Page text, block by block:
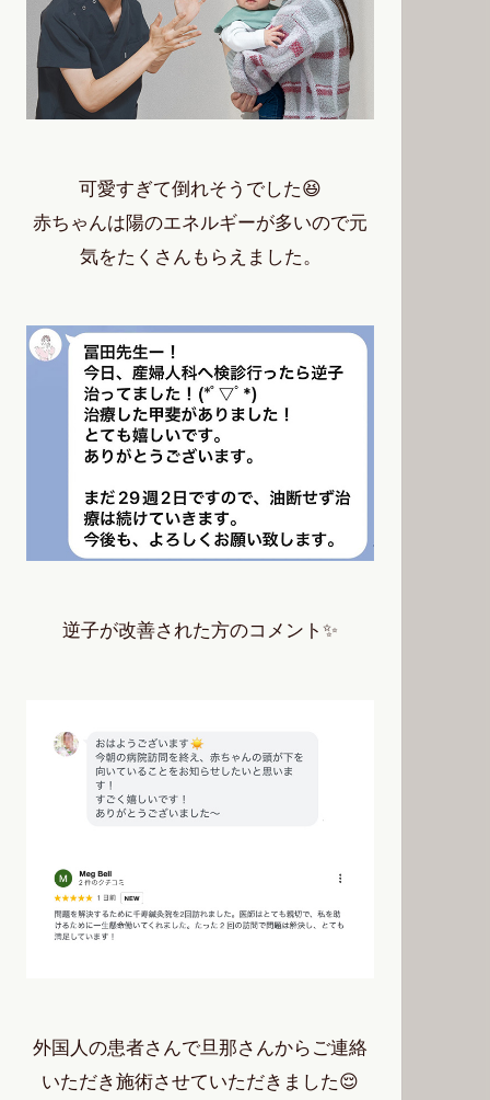
可愛すぎて倒れそうでした😆
赤ちゃんは陽のエネルギーが多いので元
気をたくさんもらえました。
逆子が改善された方のコメント✨
外国人の患者さんで旦那さんからご連絡
いただき施術させていただきました😌